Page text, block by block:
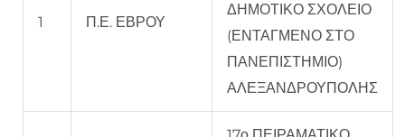
1 Π.Ε. ΕΒΡΟΥ
ΔΗΜΟΤΙΚΟ ΣΧΟΛΕΙΟ
(ΕΝΤΑΓΜΕΝΟ ΣΤΟ
ΠΑΝΕΠΙΣΤΗΜΙΟ)
ΑΛΕΞΑΝΔΡΟΥΠΟΛΗΣ